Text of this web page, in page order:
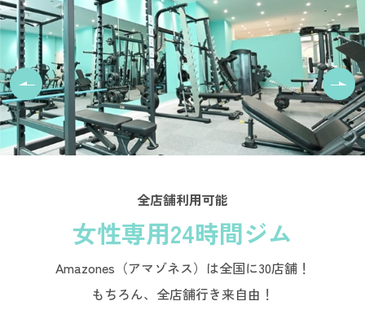
全店舗利用可能
女性専用24時間ジム
Amazones（アマゾネス）は全国に30店舗！
もちろん、全店舗行き来自由！